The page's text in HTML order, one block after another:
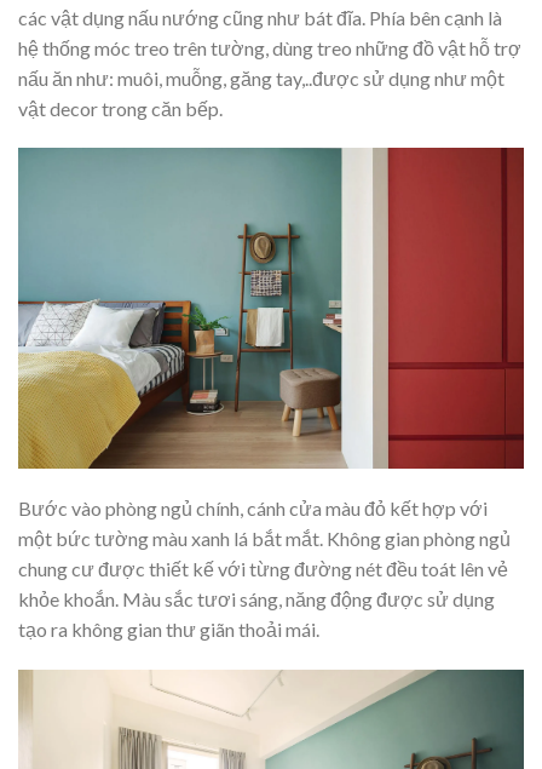
các vật dụng nấu nướng cũng như bát đĩa. Phía bên cạnh là
hệ thống móc treo trên tường, dùng treo những đồ vật hỗ trợ
nấu ăn như: muôi, muỗng, găng tay,..được sử dụng như một
vật decor trong căn bếp.
Bước vào phòng ngủ chính, cánh cửa màu đỏ kết hợp với
một bức tường màu xanh lá bắt mắt. Không gian phòng ngủ
chung cư được thiết kế với từng đường nét đều toát lên vẻ
khỏe khoắn. Màu sắc tươi sáng, năng động được sử dụng
tạo ra không gian thư giãn thoải mái.